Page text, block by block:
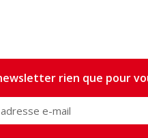
rien que pour